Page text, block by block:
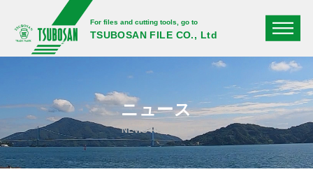
For files and cutting tools, go to
TSUBOSAN FILE CO., Ltd
ニュース
NEWS RELEASE